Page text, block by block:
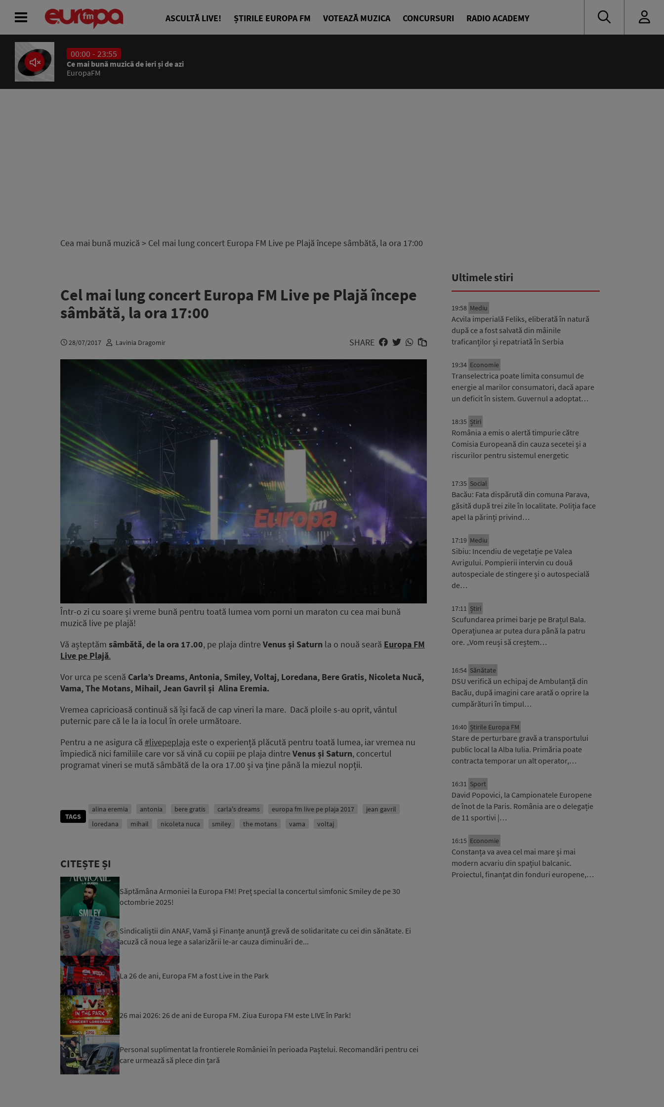
ASCULTĂ LIVE! ȘTIRILE EUROPA FM VOTEAZĂ MUZICA CONCURSURI RADIO ACADEMY
00:00 - 23:55
Ce mai bună muzică de ieri și de azi
EuropaFM
Cea mai bună muzică > Cel mai lung concert Europa FM Live pe Plajă începe sâmbătă, la ora 17:00
Cel mai lung concert Europa FM Live pe Plajă începe
sâmbătă, la ora 17:00
28/07/2017 Lavinia Dragomir SHARE
Într-o zi cu soare și vreme bună pentru toată lumea vom porni un maraton cu cea mai bună
muzică live pe plajă!
Vă așteptăm sâmbătă, de la ora 17.00, pe plaja dintre Venus și Saturn la o nouă seară Europa FM
Live pe Plajă.
Vor urca pe scenă Carla’s Dreams, Antonia, Smiley, Voltaj, Loredana, Bere Gratis, Nicoleta Nucă,
Vama, The Motans, Mihail, Jean Gavril și Alina Eremia.
Vremea capricioasă continuă să își facă de cap vineri la mare. Dacă ploile s-au oprit, vântul
puternic pare că le la ia locul în orele următoare.
Pentru a ne asigura că #livepeplaja este o experiență plăcută pentru toată lumea, iar vremea nu
împiedică nici familiile care vor să vină cu copiii pe plaja dintre Venus și Saturn, concertul
programat vineri se mută sâmbătă de la ora 17.00 și va ține până la miezul nopții.
TAGS
alina eremia antonia bere gratis carla's dreams europa fm live pe plaja 2017
jean gavril
loredana
mihail nicoleta nuca smiley the motans vama voltaj
CITEȘTE ȘI
Săptămâna Armoniei la Europa FM! Preț special la concertul simfonic Smiley de pe 30
octombrie 2025!
Sindicaliștii din ANAF, Vamă și Finanțe anunță grevă de solidaritate cu cei din sănătate. Ei
acuză că noua lege a salarizării le-ar cauza diminuări de...
La 26 de ani, Europa FM a fost Live in the Park
26 mai 2026: 26 de ani de Europa FM. Ziua Europa FM este LIVE în Park!
Personal suplimentat la frontierele României în perioada Paștelui. Recomandări pentru cei
care urmează să plece din țară
Ultimele stiri
19:58 Mediu
Acvila imperială Feliks, eliberată în natură
după ce a fost salvată din mâinile
traficanților și repatriată în Serbia
19:34 Economie
Transelectrica poate limita consumul de
energie al marilor consumatori, dacă apare
un deficit în sistem. Guvernul a adoptat…
18:35 Știri
România a emis o alertă timpurie către
Comisia Europeană din cauza secetei și a
riscurilor pentru sistemul energetic
17:35 Social
Bacău: Fata dispărută din comuna Parava,
găsită după trei zile în localitate. Poliția face
apel la părinți privind…
17:19 Mediu
Sibiu: Incendiu de vegetație pe Valea
Avrigului. Pompierii intervin cu două
autospeciale de stingere și o autospecială
de…
17:11 Știri
Scufundarea primei barje pe Brațul Bala.
Operațiunea ar putea dura până la patru
ore. „Vom reuși să creștem…
16:54 Sănătate
DSU verifică un echipaj de Ambulanță din
Bacău, după imagini care arată o oprire la
cumpărături în timpul…
16:40 Știrile Europa FM
Stare de perturbare gravă a transportului
public local la Alba Iulia. Primăria poate
contracta temporar un alt operator,…
16:31 Sport
David Popovici, la Campionatele Europene
de înot de la Paris. România are o delegație
de 11 sportivi |…
16:15 Economie
Constanța va avea cel mai mare și mai
modern acvariu din spațiul balcanic.
Proiectul, finanțat din fonduri europene,…
ACASĂ
ȘTIRI